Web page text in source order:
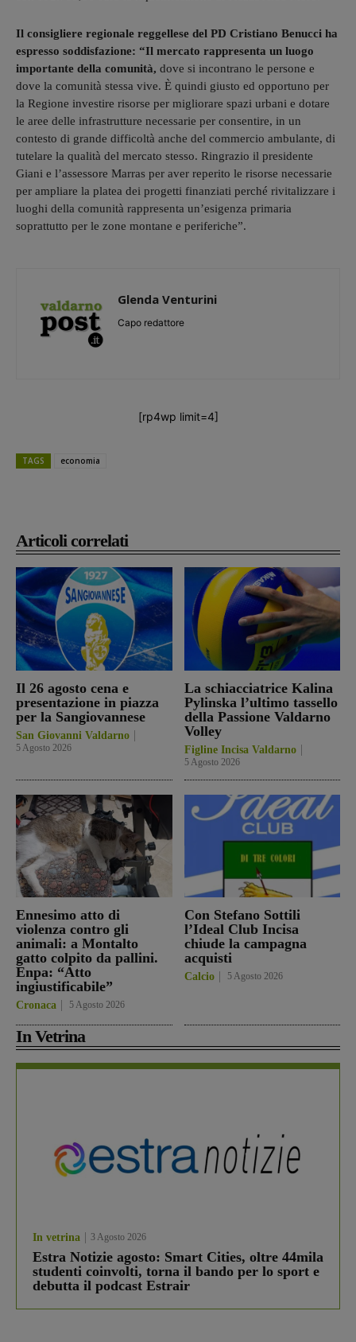
Articoli correlati
Il 26 agosto cena e
presentazione in piazza
per la Sangiovannese
San Giovanni Valdarno
5 Agosto 2026
La schiacciatrice Kalina
Pylinska l’ultimo tassello
della Passione Valdarno
Volley
Figline Incisa Valdarno
5 Agosto 2026
Ennesimo atto di
violenza contro gli
animali: a Montalto
gatto colpito da pallini.
Enpa: “Atto
ingiustificabile”
Cronaca 5 Agosto 2026
Con Stefano Sottili
l’Ideal Club Incisa
chiude la campagna
acquisti
Calcio 5 Agosto 2026
In Vetrina
In vetrina 3 Agosto 2026
Estra Notizie agosto: Smart Cities, oltre 44mila
studenti coinvolti, torna il bando per lo sport e
debutta il podcast Estrair
Il consigliere regionale reggellese del PD Cristiano Benucci ha
espresso soddisfazione: “Il mercato rappresenta un luogo
importante della comunità, dove si incontrano le persone e
dove la comunità stessa vive. È quindi giusto ed opportuno per
la Regione investire risorse per migliorare spazi urbani e dotare
le aree delle infrastrutture necessarie per consentire, in un
contesto di grande difficoltà anche del commercio ambulante, di
tutelare la qualità del mercato stesso. Ringrazio il presidente
Giani e l’assessore Marras per aver reperito le risorse necessarie
per ampliare la platea dei progetti finanziati perché rivitalizzare i
luoghi della comunità rappresenta un’esigenza primaria
soprattutto per le zone montane e periferiche”.
Glenda Venturini
Capo redattore
[rp4wp limit=4]
TAGS economia